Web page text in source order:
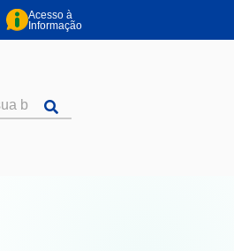
Acesso à
Informação